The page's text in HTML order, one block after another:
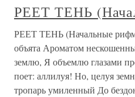
РЕЕТ ТЕНЬ
РЕЕТ ТЕНЬ (Начальные
объята Ароматом
землю, Я объемлю глазами
поет: аллилуя! Но, целуя
тропарь умиленный До